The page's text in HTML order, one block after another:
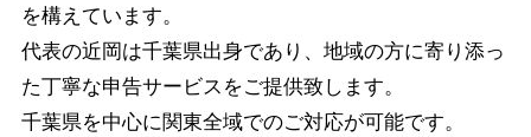
を構えています。
代表の近岡は千葉県出身であり、地域の方に寄り添っ
た丁寧な申告サービスをご提供致します。
千葉県を中心に関東全域でのご対応が可能です。